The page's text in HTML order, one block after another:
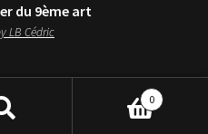
du 9ème art
LB Cédric
0